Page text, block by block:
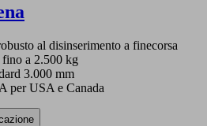
al disinserimento a finecorsa
a 2.500 kg
3.000 mm
per USA e Canada